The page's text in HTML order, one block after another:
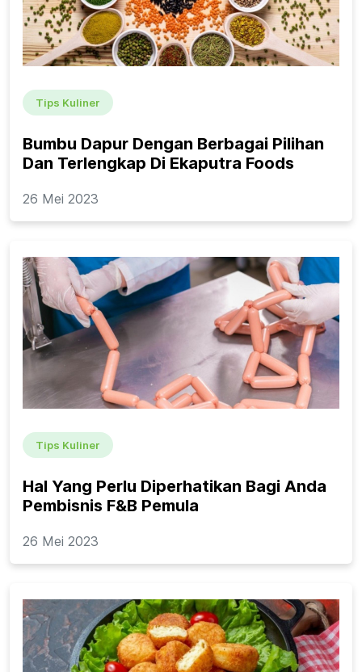
Tips Kuliner
Bumbu Dapur Dengan Berbagai Pilihan
Dan Terlengkap Di Ekaputra Foods
26 Mei 2023
Tips Kuliner
Hal Yang Perlu Diperhatikan Bagi Anda
Pembisnis F&B Pemula
26 Mei 2023